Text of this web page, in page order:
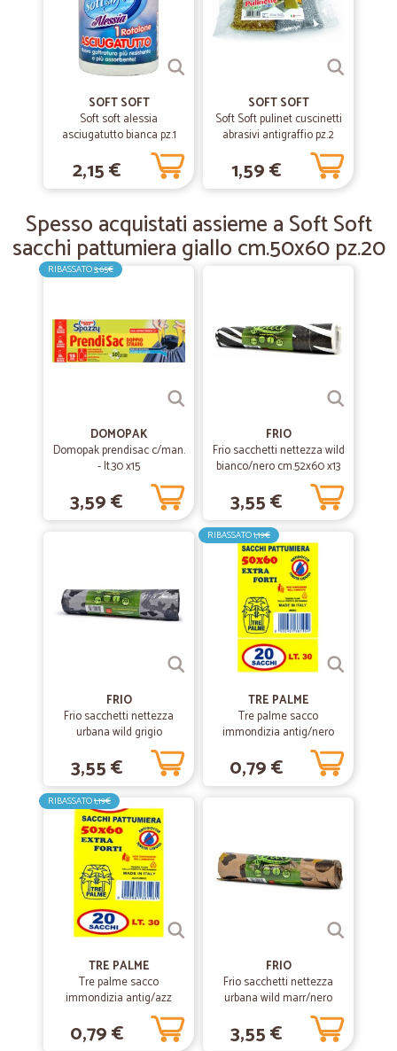
21/11/2019
—Lanfranco G.
Tutto bene.Tempi di consegna…
Tutto bene.Tempi di consegna buoni.Prodotti ottimi,come
sempre.Consigliato.Grazie
21/02/2019
Massimo M.
Eccellente
così.
Consegna veloce e precisa
SOFT SOFT
Soft soft alessia
asciugatutto bianca pz.1
2,15 €
SOFT SOFT
Soft Soft pulinet cuscinetti
abrasivi antigraffio pz.2
1,59 €
Spesso acquistati assieme a Soft Soft
sacchi pattumiera giallo cm.50x60 pz.20
RIBASSATO3,65€
DOMOPAK
Domopak prendisac c/man.
- lt.30 x15
3,59 €
FRIO
Frio sacchetti nettezza wild
bianco/nero cm.52x60 x13
3,55 €
FRIO
Frio sacchetti nettezza
urbana wild grigio
3,55 €
RIBASSATO1,19€
TRE PALME
Tre palme sacco
immondizia antig/nero
0,79 €
RIBASSATO1,19€
TRE PALME
Tre palme sacco
immondizia antig/azz
0,79 €
FRIO
Frio sacchetti nettezza
urbana wild marr/nero
cm.52x60 pz.13
3,55 €